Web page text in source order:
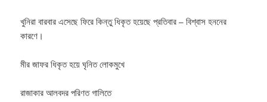
খুনিরা বারবার এসেছে ফিরে কিন্তু ধিকৃত হয়েছে প্রতিবার – বিশ্বাস হননের
কারণে।
মীর জাফর ধিকৃত হয়ে ঘৃনিত লোকমুখে
রাজাকার আলবদর পরিণত গালিতে